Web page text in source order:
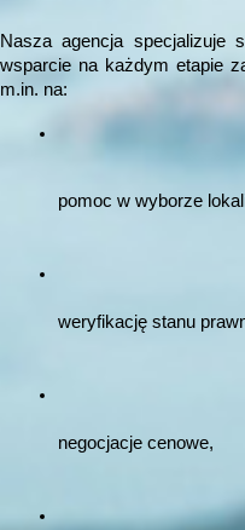
Nasza agencja specjalizuje
wsparcie na każdym etapie
m.in. na:
pomoc w wyborze
weryfikację stanu
negocjacje cenowe,